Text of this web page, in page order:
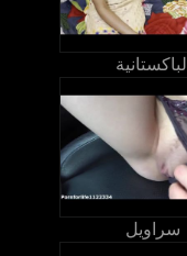
الباكستانية
سراويل